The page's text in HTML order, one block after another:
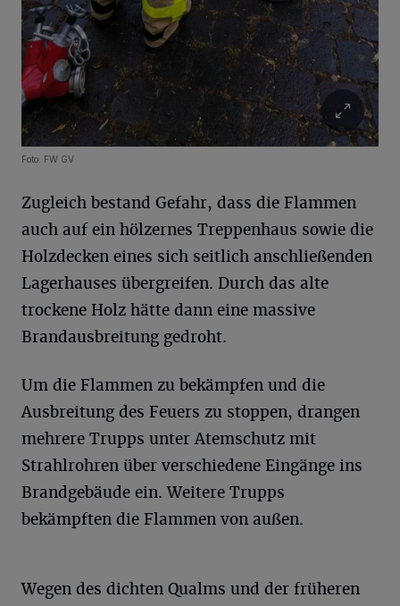
Foto: FW GV
Zugleich bestand Gefahr, dass die Flammen
auch auf ein hölzernes Treppenhaus sowie die
Holzdecken eines sich seitlich anschließenden
Lagerhauses übergreifen. Durch das alte
trockene Holz hätte dann eine massive
Brandausbreitung gedroht.
Um die Flammen zu bekämpfen und die
Ausbreitung des Feuers zu stoppen, drangen
mehrere Trupps unter Atemschutz mit
Strahlrohren über verschiedene Eingänge ins
Brandgebäude ein. Weitere Trupps
bekämpften die Flammen von außen.
Wegen des dichten Qualms und der früheren